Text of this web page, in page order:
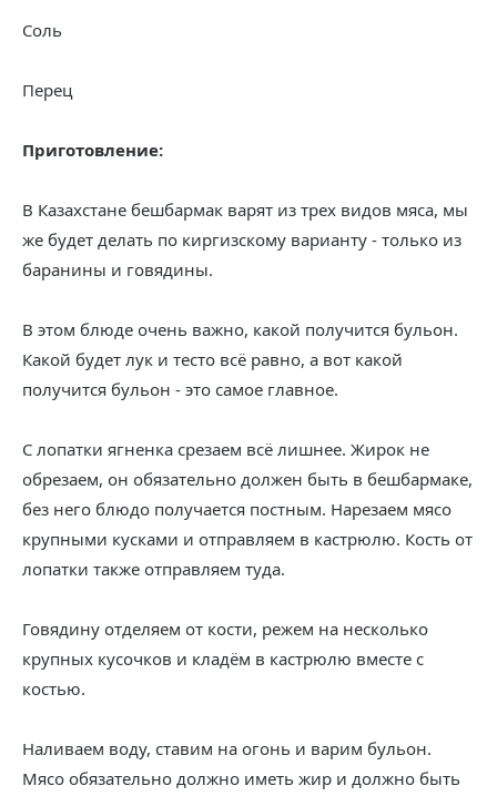
Соль
Перец
Приготовление:
В Казахстане бешбармак варят из трех видов мяса, мы
же будет делать по киргизскому варианту - только из
баранины и говядины.
В этом блюде очень важно, какой получится бульон.
Какой будет лук и тесто всё равно, а вот какой
получится бульон - это самое главное.
С лопатки ягненка срезаем всё лишнее. Жирок не
обрезаем, он обязательно должен быть в бешбармаке,
без него блюдо получается постным. Нарезаем мясо
крупными кусками и отправляем в кастрюлю. Кость от
лопатки также отправляем туда.
Говядину отделяем от кости, режем на несколько
крупных кусочков и кладём в кастрюлю вместе с
костью.
Наливаем воду, ставим на огонь и варим бульон.
Мясо обязательно должно иметь жир и должно быть